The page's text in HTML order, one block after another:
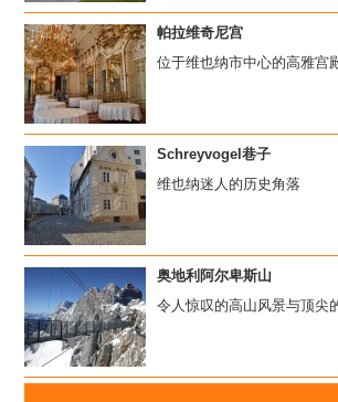
帕拉维奇尼宫
位于维也纳市中心的高雅宫
Schreyvogel巷子
维也纳迷人的历史角落
奥地利阿尔卑斯山
令人惊叹的高山风景与顶尖